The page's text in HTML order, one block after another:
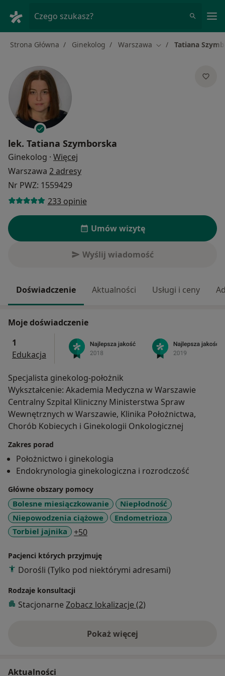
Czego szukasz?
Strona Główna Ginekolog Warszawa Zmień miasto
Tatiana
lek. Tatiana Szymborska
Ginekolog · Więcej
Warszawa 2 adresy
Nr PWZ: 1559429
233 opinie
Umów wizytę
Wyślij wiadomość
Doświadczenie Aktualności Usługi i ceny
Moje doświadczenie
1
Edukacja
Specjalista ginekolog-położnik
Wykształcenie: Akademia Medyczna w Warszawie
Centralny Szpital Kliniczny Ministerstwa Spraw
Wewnętrznych w Warszawie, Klinika Położnictwa,
Chorób Kobiecych i Ginekologii Onkologicznej
Zakres porad
Położnictwo i ginekologia
Endokrynologia ginekologiczna i rozrodczość
Główne obszary pomocy
Bolesne miesiączkowanie
Niepłodność
Niepowodzenia ciążowe
Endometrioza
Torbiel jajnika
+50a11y_sr_more_diseases
Pacjenci których przyjmuję
Dorośli (Tylko pod niektórymi adresami)
Rodzaje konsultacji
Stacjonarne Zobacz lokalizacje (2)
Pokaż więcejo doświadczeniu
Aktualności